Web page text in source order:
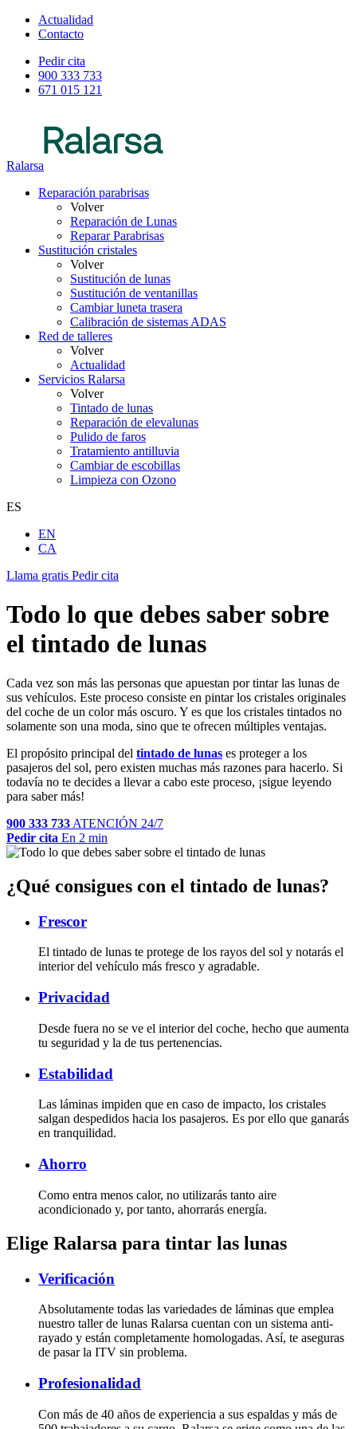
Actualidad
Contacto
Pedir cita
900 333 733
671 015 121
Ralarsa
Reparación parabrisas
Volver
Reparación de Lunas
Reparar Parabrisas
Sustitución cristales
Volver
Sustitución de lunas
Sustitución de ventanillas
Cambiar luneta trasera
Calibración de sistemas ADAS
Red de talleres
Volver
Actualidad
Servicios Ralarsa
Volver
Tintado de lunas
Reparación de elevalunas
Pulido de faros
Tratamiento antilluvia
Cambiar de escobillas
Limpieza con Ozono
ES
EN
CA
Llama gratis Pedir cita
Todo lo que debes saber sobre
el tintado de lunas
Cada vez son más las personas que apuestan por tintar las lunas de
sus vehículos. Este proceso consiste en pintar los cristales originales
del coche de un color más oscuro. Y es que los cristales tintados no
solamente son una moda, sino que te ofrecen múltiples ventajas.
El propósito principal del tintado de lunas es proteger a los
pasajeros del sol, pero existen muchas más razones para hacerlo. Si
todavía no te decides a llevar a cabo este proceso, ¡sigue leyendo
para saber más!
900 333 733 ATENCIÓN 24/7
Pedir cita En 2 min
¿Qué consigues con el tintado de lunas?
Frescor
El tintado de lunas te protege de los rayos del sol y notarás el
interior del vehículo más fresco y agradable.
Privacidad
Desde fuera no se ve el interior del coche, hecho que aumenta
tu seguridad y la de tus pertenencias.
Estabilidad
Las láminas impiden que en caso de impacto, los cristales
salgan despedidos hacia los pasajeros. Es por ello que ganarás
en tranquilidad.
Ahorro
Como entra menos calor, no utilizarás tanto aire
acondicionado y, por tanto, ahorrarás energía.
Elige Ralarsa para tintar las lunas
Verificación
Absolutamente todas las variedades de láminas que emplea
nuestro taller de lunas Ralarsa cuentan con un sistema anti-
rayado y están completamente homologadas. Así, te aseguras
de pasar la ITV sin problema.
Profesionalidad
Con más de 40 años de experiencia a sus espaldas y más de